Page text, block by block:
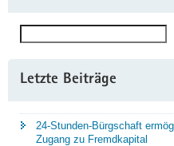
Letzte Beiträge
24-Stunden-Bürgschaft
Zugang zu Fremdkapital